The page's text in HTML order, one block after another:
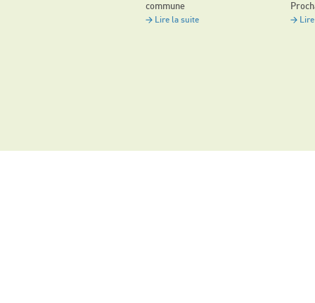
commune
Lire la suite